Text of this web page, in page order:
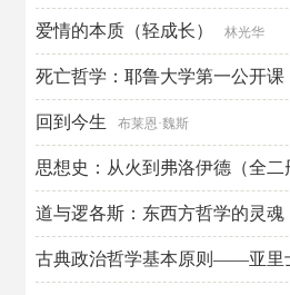
爱情的本质（轻成长） 林光华
死亡哲学：耶鲁大学第一公开课
回到今生 布莱恩·魏斯
思想史：从火到弗洛伊德（全二
道与逻各斯：东西方哲学的灵魂
古典政治哲学基本原则——亚里